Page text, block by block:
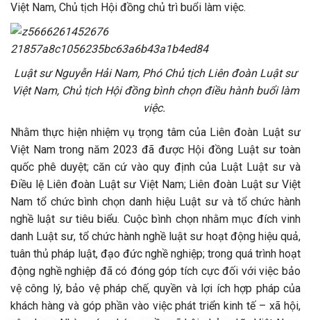
Việt Nam, Chủ tịch Hội đồng chủ trì buổi làm việc.
Luật sư Nguyễn Hải Nam, Phó Chủ tịch Liên đoàn Luật sư
Việt Nam, Chủ tịch Hội đồng bình chọn điều hành buổi làm
việc.
Nhằm thực hiện nhiệm vụ trọng tâm của Liên đoàn Luật sư
Việt Nam trong năm 2023 đã được Hội đồng Luật sư toàn
quốc phê duyệt; căn cứ vào quy định của Luật Luật sư và
Điều lệ Liên đoàn Luật sư Việt Nam; Liên đoàn Luật sư Việt
Nam tổ chức bình chọn danh hiệu Luật sư và tổ chức hành
nghề luật sư tiêu biểu. Cuộc bình chọn nhằm mục đích vinh
danh Luật sư, tổ chức hành nghề luật sư hoạt động hiệu quả,
tuân thủ pháp luật, đạo đức nghề nghiệp; trong quá trình hoạt
động nghề nghiệp đã có đóng góp tích cực đối với việc bảo
vệ công lý, bảo vệ pháp chế, quyền và lợi ích hợp pháp của
khách hàng và góp phần vào việc phát triển kinh tế – xã hội,